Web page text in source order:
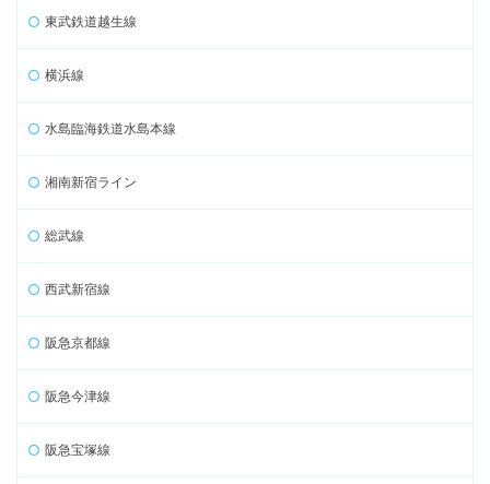
東武鉄道越生線
横浜線
水島臨海鉄道水島本線
湘南新宿ライン
総武線
西武新宿線
阪急京都線
阪急今津線
阪急宝塚線